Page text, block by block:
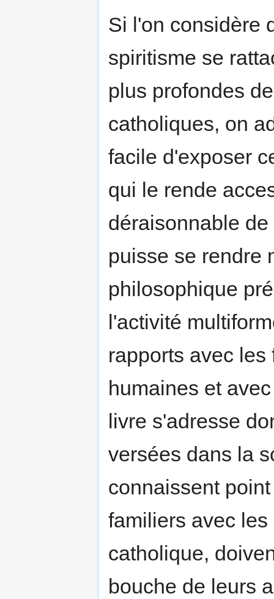
Si l'on considère
spiritisme se
plus profondes
catholiques, on
facile d'exposer
qui le rende
déraisonnable
puisse se rendre
philosophique
l'activité
rapports avec
humaines et
livre s'adresse
versées dans la
connaissent
familiers avec
catholique,
bouche de leurs